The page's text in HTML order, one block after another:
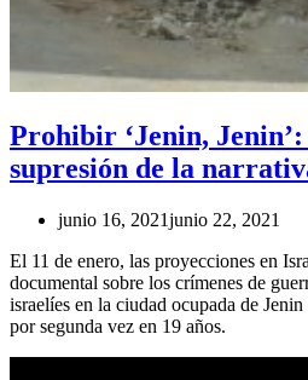
Prohibir ‘Jenin,
supresión de la
junio 16, 2021junio 22, 2021
El 11 de enero, las proyecciones en
documental sobre los crímenes de
israelíes en la ciudad ocupada de
por segunda vez en 19 años.